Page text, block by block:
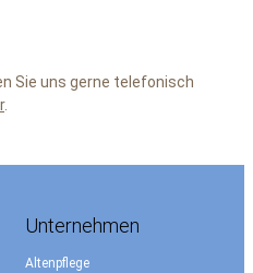
Sie uns gerne telefonisch
.
Unternehmen
Altenpflege